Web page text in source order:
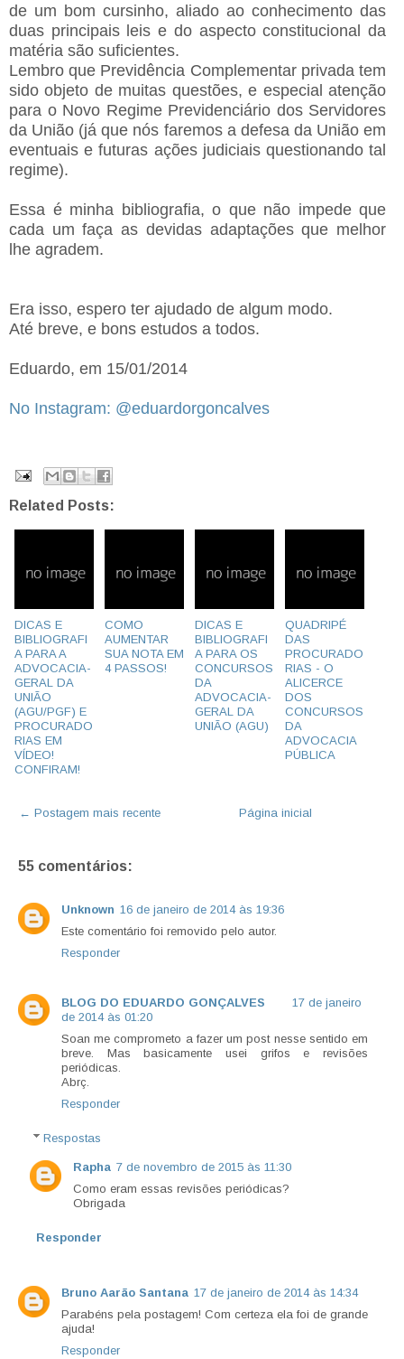
de um bom cursinho, aliado ao conhecimento das
duas principais leis e do aspecto constitucional da
matéria são suficientes.
Lembro que Previdência Complementar privada tem
sido objeto de muitas questões, e especial atenção
para o Novo Regime Previdenciário dos Servidores
da União (já que nós faremos a defesa da União em
eventuais e futuras ações judiciais questionando tal
regime).
Essa é minha bibliografia, o que não impede que
cada um faça as devidas adaptações que melhor
lhe agradem.
Era isso, espero ter ajudado de algum modo.
Até breve, e bons estudos a todos.
Eduardo, em 15/01/2014
No Instagram: @eduardorgoncalves
Related Posts:
DICAS E
BIBLIOGRAFI
A PARA A
ADVOCACIA-
GERAL DA
UNIÃO
(AGU/PGF) E
PROCURADO
RIAS EM
VÍDEO!
CONFIRAM!
COMO
AUMENTAR
SUA NOTA EM
4 PASSOS!
DICAS E
BIBLIOGRAFI
A PARA OS
CONCURSOS
DA
ADVOCACIA-
GERAL DA
UNIÃO (AGU)
QUADRIPÉ
DAS
PROCURADO
RIAS - O
ALICERCE
DOS
CONCURSOS
DA
ADVOCACIA
PÚBLICA
← Postagem mais recente Página inicial
55 comentários:
Unknown 16 de janeiro de 2014 às 19:36
Este comentário foi removido pelo autor.
Responder
BLOG DO EDUARDO GONÇALVES
17 de janeiro
de 2014 às 01:20
Soan me comprometo a fazer um post nesse sentido em
breve. Mas basicamente usei grifos e revisões
periódicas.
Abrç.
Responder
Respostas
Rapha 7 de novembro de 2015 às 11:30
Como eram essas revisões periódicas?
Obrigada
Responder
Bruno Aarão Santana 17 de janeiro de 2014 às 14:34
Parabéns pela postagem! Com certeza ela foi de grande
ajuda!
Responder